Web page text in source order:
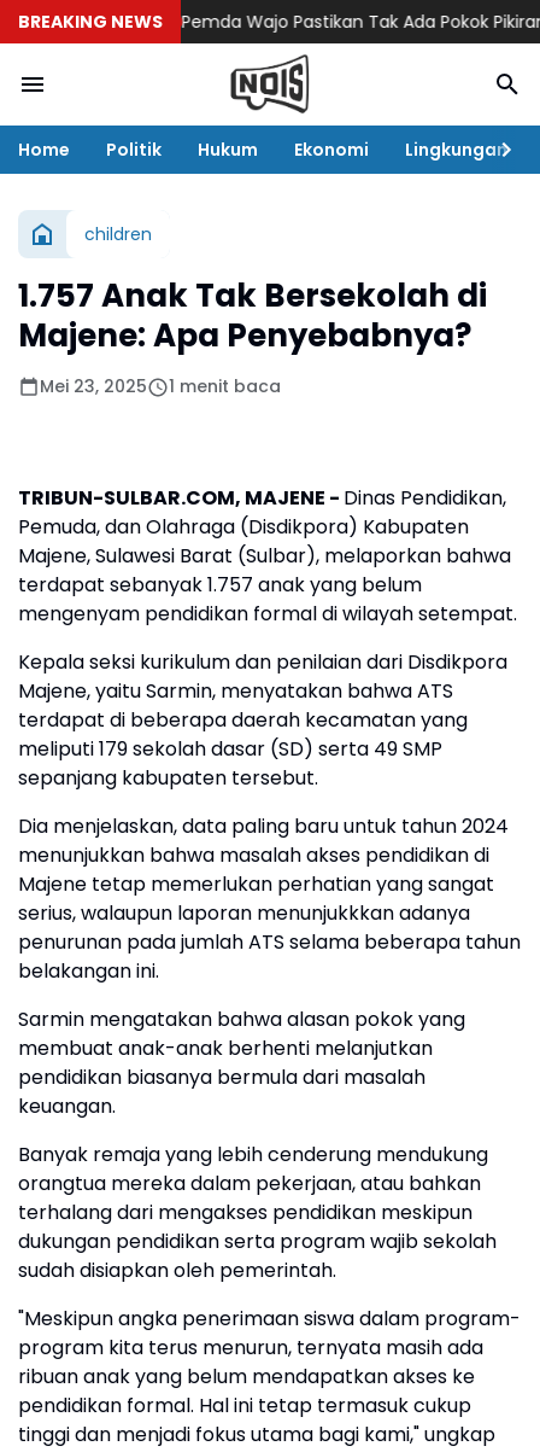
BREAKING NEWSPemda Wajo Pastikan Tak Ada Pokok Pikiran
Home Politik Hukum Ekonomi Lingkungan
children
1.757 Anak Tak Bersekolah di
Majene: Apa Penyebabnya?
Mei 23, 2025 1 menit baca
TRIBUN-SULBAR.COM, MAJENE - Dinas Pendidikan,
Pemuda, dan Olahraga (Disdikpora) Kabupaten
Majene, Sulawesi Barat (Sulbar), melaporkan bahwa
terdapat sebanyak 1.757 anak yang belum
mengenyam pendidikan formal di wilayah setempat.
Kepala seksi kurikulum dan penilaian dari Disdikpora
Majene, yaitu Sarmin, menyatakan bahwa ATS
terdapat di beberapa daerah kecamatan yang
meliputi 179 sekolah dasar (SD) serta 49 SMP
sepanjang kabupaten tersebut.
Dia menjelaskan, data paling baru untuk tahun 2024
menunjukkan bahwa masalah akses pendidikan di
Majene tetap memerlukan perhatian yang sangat
serius, walaupun laporan menunjukkkan adanya
penurunan pada jumlah ATS selama beberapa tahun
belakangan ini.
Sarmin mengatakan bahwa alasan pokok yang
membuat anak-anak berhenti melanjutkan
pendidikan biasanya bermula dari masalah
keuangan.
Banyak remaja yang lebih cenderung mendukung
orangtua mereka dalam pekerjaan, atau bahkan
terhalang dari mengakses pendidikan meskipun
dukungan pendidikan serta program wajib sekolah
sudah disiapkan oleh pemerintah.
"Meskipun angka penerimaan siswa dalam program-
program kita terus menurun, ternyata masih ada
ribuan anak yang belum mendapatkan akses ke
pendidikan formal. Hal ini tetap termasuk cukup
tinggi dan menjadi fokus utama bagi kami," ungkap